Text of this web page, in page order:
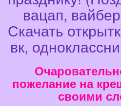
вацап,
Скачать
вк,
пожелание на
своими